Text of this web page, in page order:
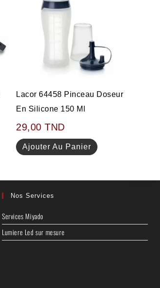
Lacor 64458 Pinceau Doseur
En Silicone 150 Ml
29,00TND
Ajouter Au Panier
Nos Services
Services Miyado
Lumiere Led sur mesure